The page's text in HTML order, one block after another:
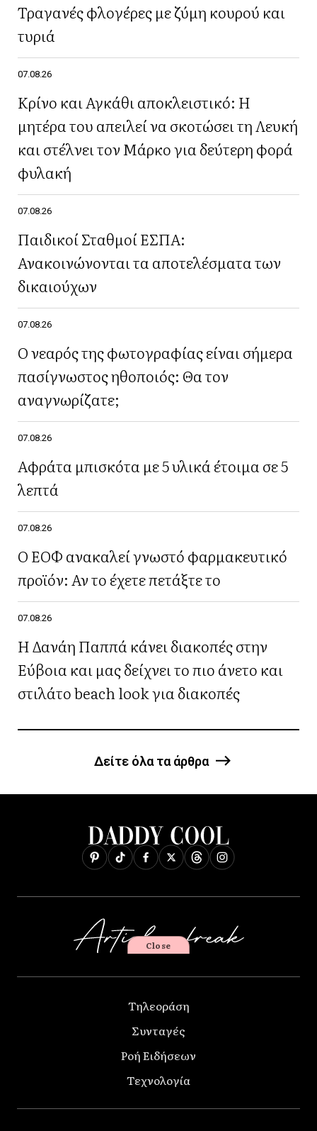
Τραγανές φλογέρες με ζύμη κουρού και
τυριά
07.08.26
Κρίνο και Αγκάθι αποκλειστικό: Η
μητέρα του απειλεί να σκοτώσει τη Λευκή
και στέλνει τον Μάρκο για δεύτερη φορά
φυλακή
07.08.26
Παιδικοί Σταθμοί ΕΣΠΑ:
Ανακοινώνονται τα αποτελέσματα των
δικαιούχων
07.08.26
Ο νεαρός της φωτογραφίας είναι σήμερα
πασίγνωστος ηθοποιός: Θα τον
αναγνωρίζατε;
07.08.26
Αφράτα μπισκότα με 5 υλικά έτοιμα σε 5
λεπτά
07.08.26
Ο ΕΟΦ ανακαλεί γνωστό φαρμακευτικό
προϊόν: Αν το έχετε πετάξτε το
07.08.26
Η Δανάη Παππά κάνει διακοπές στην
Εύβοια και μας δείχνει το πιο άνετο και
στιλάτο beach look για διακοπές
Δείτε όλα τα άρθρα
Τηλεοράση
Συνταγές
Ροή Ειδήσεων
Τεχνολογία
Close